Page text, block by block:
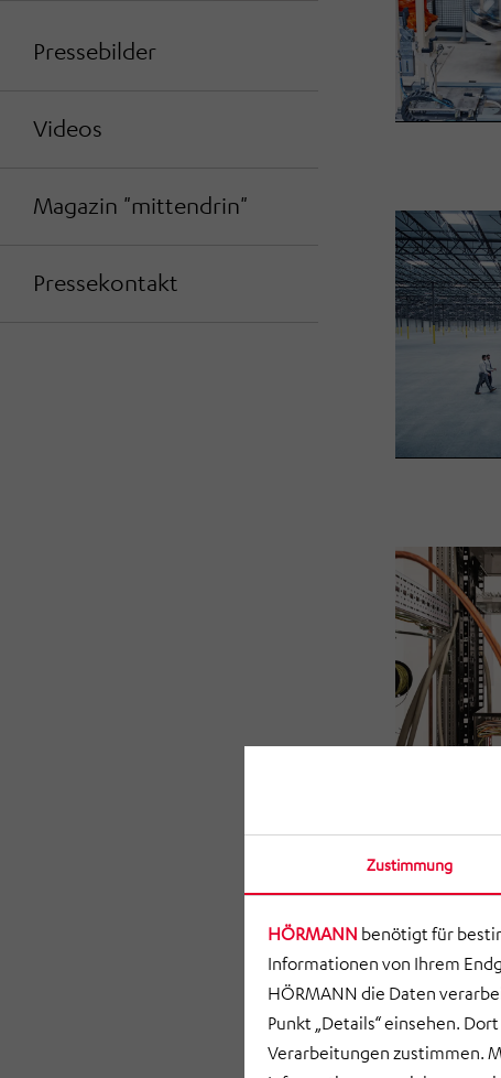
Zustimmung
HÖRMANN benötigt für
Informationen von Ihrem
HÖRMANN die Daten
Punkt „Details“ einsehen.
Verarbeitungen zustimmen.
Pressebilder
Videos
Magazin "mittendrin"
Pressekontakt